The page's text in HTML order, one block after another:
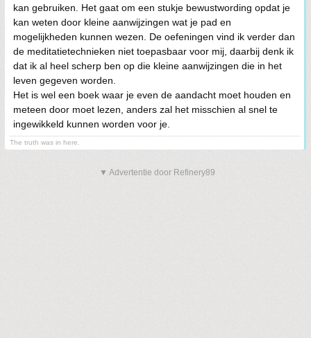
kan gebruiken. Het gaat om een stukje bewustwording opdat je
kan weten door kleine aanwijzingen wat je pad en
mogelijkheden kunnen wezen. De oefeningen vind ik verder dan
de meditatietechnieken niet toepasbaar voor mij, daarbij denk ik
dat ik al heel scherp ben op die kleine aanwijzingen die in het
leven gegeven worden.
Het is wel een boek waar je even de aandacht moet houden en
meteen door moet lezen, anders zal het misschien al snel te
ingewikkeld kunnen worden voor je.
The truth was in here.
▼ Advertentie door Refinery89